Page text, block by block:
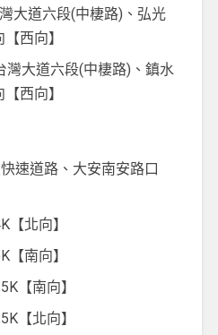
大道六段(中棲路)、弘光
西向】
灣大道六段(中棲路)、鎮水
西向】
速道路、大安南安路口
【北向】
【南向】
【南向】
【北向】